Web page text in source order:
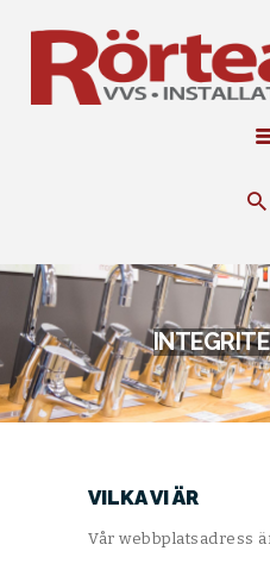
OM RÖRTEAM
KONTAKT
VILKA VI ÄR
Vår webbplatsadress